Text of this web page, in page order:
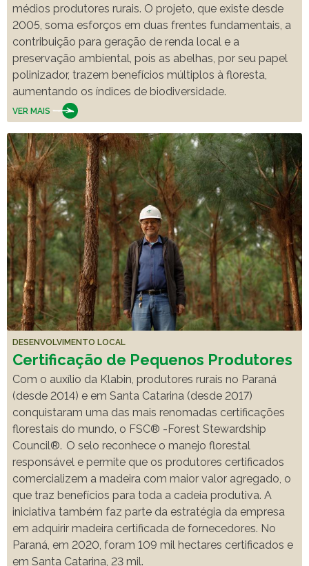
médios produtores rurais. O projeto, que existe desde
2005, soma esforços em duas frentes fundamentais, a
contribuição para geração de renda local e a
preservação ambiental, pois as abelhas, por seu papel
polinizador, trazem benefícios múltiplos à floresta,
aumentando os índices de biodiversidade.
VER MAIS
DESENVOLVIMENTO LOCAL
Certificação de Pequenos Produtores
Com o auxílio da Klabin, produtores rurais no Paraná
(desde 2014) e em Santa Catarina (desde 2017)
conquistaram uma das mais renomadas certificações
florestais do mundo, o FSC® -Forest Stewardship
Council®. O selo reconhece o manejo florestal
responsável e permite que os produtores certificados
comercializem a madeira com maior valor agregado, o
que traz benefícios para toda a cadeia produtiva. A
iniciativa também faz parte da estratégia da empresa
em adquirir madeira certificada de fornecedores. No
Paraná, em 2020, foram 109 mil hectares certificados e
em Santa Catarina, 23 mil.